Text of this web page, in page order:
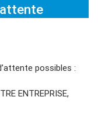
possibles :
ENTREPRISE,